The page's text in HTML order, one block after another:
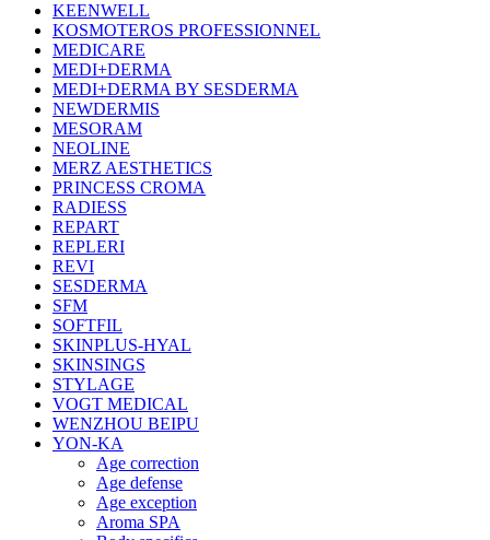
KEENWELL
KOSMOTEROS PROFESSIONNEL
MEDICARE
MEDI+DERMA
MEDI+DERMA BY SESDERMA
NEWDERMIS
MESORAM
NEOLINE
MERZ AESTHETICS
PRINCESS CROMA
RADIESS
REPART
REPLERI
REVI
SESDERMA
SFM
SOFTFIL
SKINPLUS-HYAL
SKINSINGS
STYLAGE
VOGT MEDICAL
WENZHOU BEIPU
YON-KA
Age correction
Age defense
Age exception
Aroma SPA